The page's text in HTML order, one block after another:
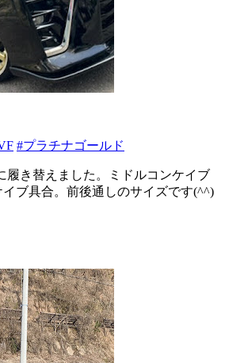
#プラチナゴールド
履き替えました。ミドルコンケイブ
ブ具合。前後通しのサイズです(^^)